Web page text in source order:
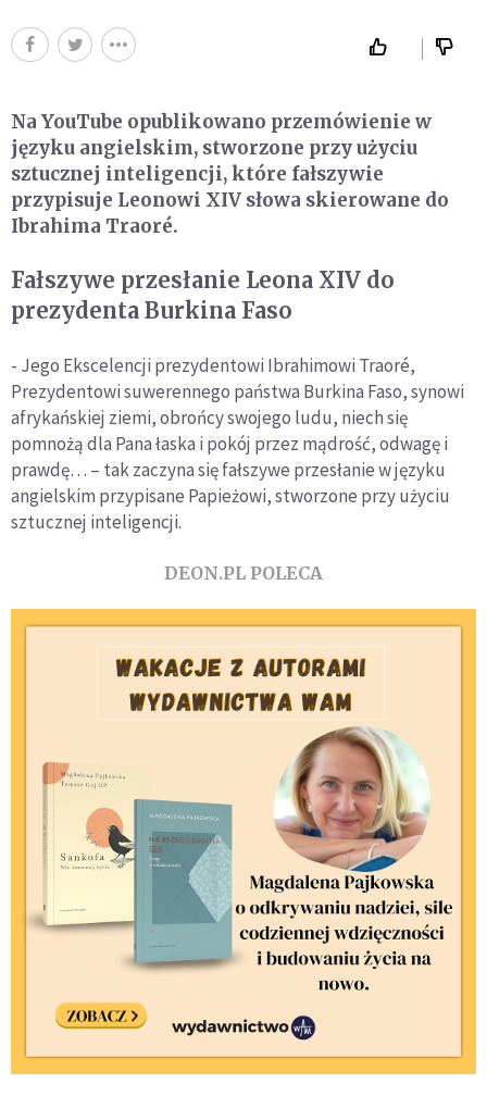
Na YouTube opublikowano przemówienie w
języku angielskim, stworzone przy użyciu
sztucznej inteligencji, które fałszywie
przypisuje Leonowi XIV słowa skierowane do
Ibrahima Traoré.
Fałszywe przesłanie Leona XIV do
prezydenta Burkina Faso
- Jego Ekscelencji prezydentowi Ibrahimowi Traoré,
Prezydentowi suwerennego państwa Burkina Faso, synowi
afrykańskiej ziemi, obrońcy swojego ludu, niech się
pomnożą dla Pana łaska i pokój przez mądrość, odwagę i
prawdę… – tak zaczyna się fałszywe przesłanie w języku
angielskim przypisane Papieżowi, stworzone przy użyciu
sztucznej inteligencji.
DEON.PL POLECA